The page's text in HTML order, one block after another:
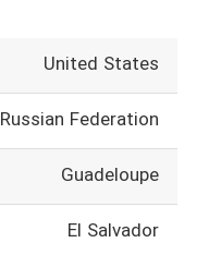
United States
Russian Federation
Guadeloupe
El Salvador